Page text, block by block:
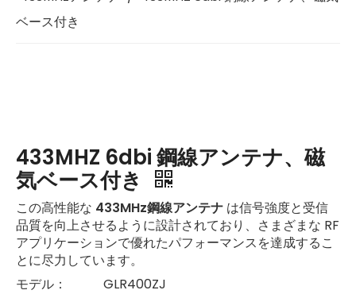
ベース付き
433MHZ 6dbi 鋼線アンテナ、磁
気ベース付き
この高性能な 433MHz鋼線アンテナ は信号強度と受信
品質を向上させるように設計されており、さまざまな RF
アプリケーションで優れたパフォーマンスを達成するこ
とに尽力しています。
モデル：
GLR400ZJ